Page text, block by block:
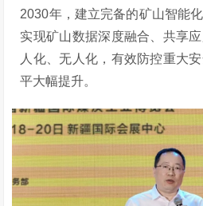
2030年，建立完备的矿山智能
实现矿山数据深度融合、共享
人化、无人化，有效防控重大
平大幅提升。